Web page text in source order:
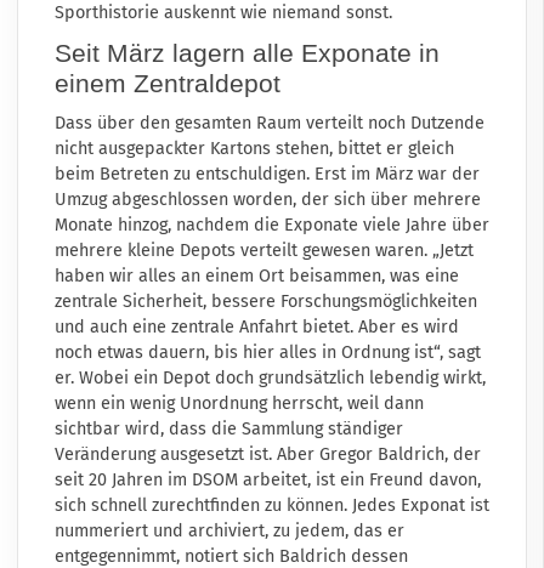
Sporthistorie auskennt wie niemand sonst.
Seit März lagern alle Exponate in
einem Zentraldepot
Dass über den gesamten Raum verteilt noch Dutzende
nicht ausgepackter Kartons stehen, bittet er gleich
beim Betreten zu entschuldigen. Erst im März war der
Umzug abgeschlossen worden, der sich über mehrere
Monate hinzog, nachdem die Exponate viele Jahre über
mehrere kleine Depots verteilt gewesen waren. „Jetzt
haben wir alles an einem Ort beisammen, was eine
zentrale Sicherheit, bessere Forschungsmöglichkeiten
und auch eine zentrale Anfahrt bietet. Aber es wird
noch etwas dauern, bis hier alles in Ordnung ist“, sagt
er. Wobei ein Depot doch grundsätzlich lebendig wirkt,
wenn ein wenig Unordnung herrscht, weil dann
sichtbar wird, dass die Sammlung ständiger
Veränderung ausgesetzt ist. Aber Gregor Baldrich, der
seit 20 Jahren im DSOM arbeitet, ist ein Freund davon,
sich schnell zurechtfinden zu können. Jedes Exponat ist
nummeriert und archiviert, zu jedem, das er
entgegennimmt, notiert sich Baldrich dessen